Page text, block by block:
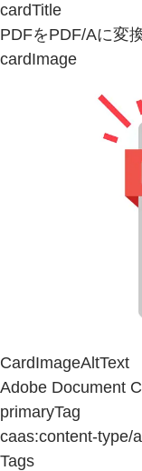
cardTitle
PDFをPDF/Aに変
cardImage
CardImageAltText
Adobe Document
primaryTag
caas:content-type/
Tags